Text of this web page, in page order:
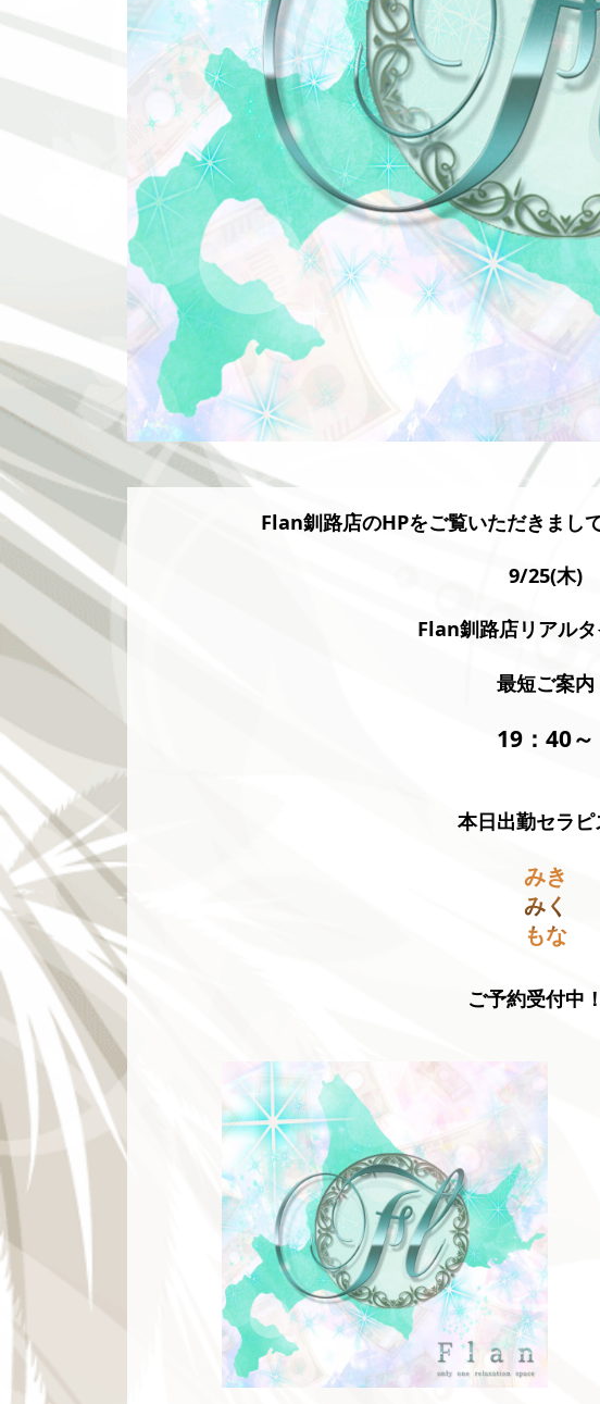
Flan釧路店のHPをご覧いただきまし
9/25(木)
Flan釧路店リアル
最短ご案内
19：40～
本日出勤セラピ
みき
みく
もな
ご予約受付中